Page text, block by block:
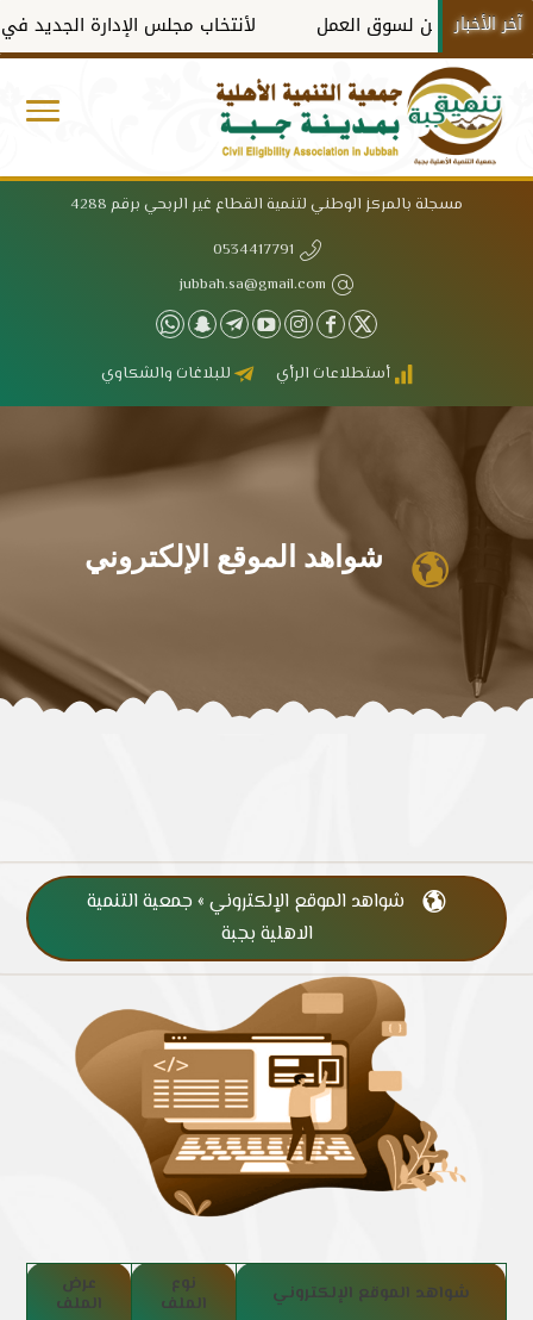
آخر الأخبارلسوق العمل لأنتخاب مجلس الإدارة الجديد في دورته
مسجلة بالمركز الوطني لتنمية القطاع غير الربحي برقم 4288
0534417791
jubbah.sa@gmail.com
أستطلاعات الرأي للبلاغات والشكاوي
 شواهد الموقع الإلكتروني

شواهد الموقع الإلكتروني » جمعية التنمية
الاهلية بجبة
شواهد الموقع الإلكتروني نوع
الملف
عرض
الملف